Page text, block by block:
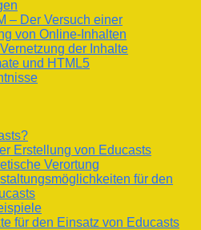
– Der Versuch einer
von Online-Inhalten
der Inhalte
und HTML5
Erstellung von Educasts
Verortung
für den
für den Einsatz von Educasts